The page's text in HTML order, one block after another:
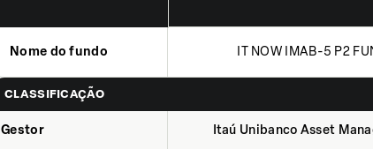
Nome do fundo IT NOW IMAB-5 P2
CLASSIFICAÇÃO
Gestor Itaú Unibanco Asset